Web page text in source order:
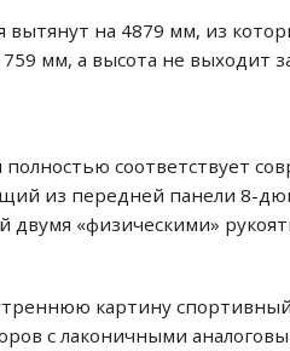
вытянут на 4879 мм, из
мм, а высота не выходит
соответствует
из передней панели 8-
двумя «физическими»
картину
с лаконичными